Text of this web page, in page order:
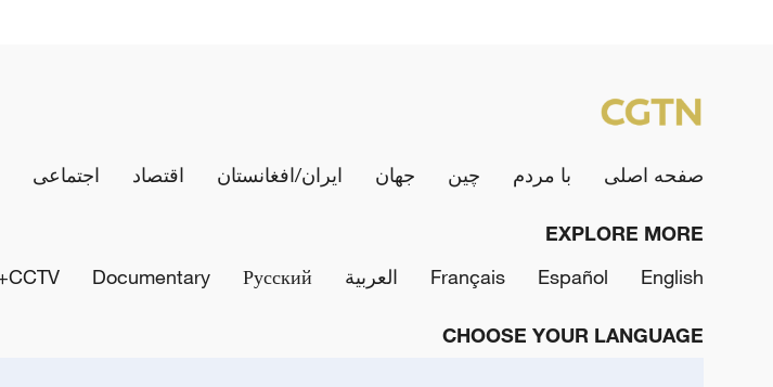
صفحه اصلی با مردم چین جهان ایران/افغانستان اقتصاد اجتماعی
EXPLORE MORE
English
Español
Français العربية Русский
Documentary
CCTV+
CHOOSE YOUR LANGUAGE